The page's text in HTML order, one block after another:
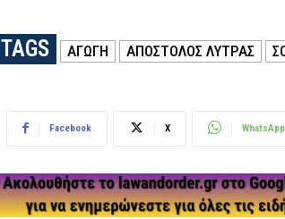
TAGS ΑΓΩΓΗ ΑΠΟΣΤΟΛΟΣ ΛΥΤΡΑΣ
Facebook X WhatsApp